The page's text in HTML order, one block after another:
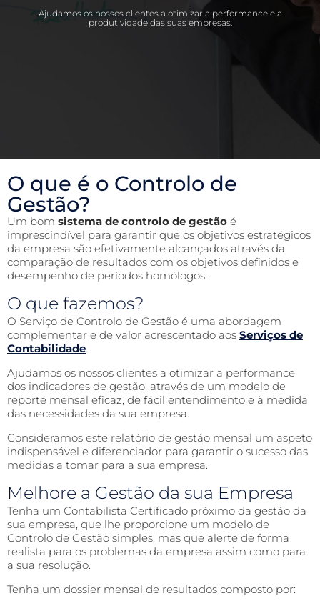
Ajudamos os nossos clientes a otimizar a performance e a
produtividade das suas empresas.
O que é o Controlo de
Gestão?
Um bom sistema de controlo de gestão é
imprescindível para garantir que os objetivos estratégicos
da empresa são efetivamente alcançados através da
comparação de resultados com os objetivos definidos e
desempenho de períodos homólogos.
O que fazemos?
O Serviço de Controlo de Gestão é uma abordagem
complementar e de valor acrescentado aos Serviços de
Contabilidade.
Ajudamos os nossos clientes a otimizar a performance
dos indicadores de gestão, através de um modelo de
reporte mensal eficaz, de fácil entendimento e à medida
das necessidades da sua empresa.
Consideramos este relatório de gestão mensal um aspeto
indispensável e diferenciador para garantir o sucesso das
medidas a tomar para a sua empresa.
Melhore a Gestão da sua Empresa
Tenha um Contabilista Certificado próximo da gestão da
sua empresa, que lhe proporcione um modelo de
Controlo de Gestão simples, mas que alerte de forma
realista para os problemas da empresa assim como para
a sua resolução.
Tenha um dossier mensal de resultados composto por: